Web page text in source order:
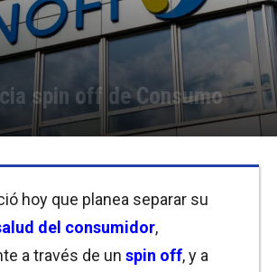
spin off de Consumo
hoy que planea separar su
del consumidor,
a través de un spin off, y a